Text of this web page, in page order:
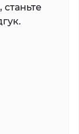
станьте